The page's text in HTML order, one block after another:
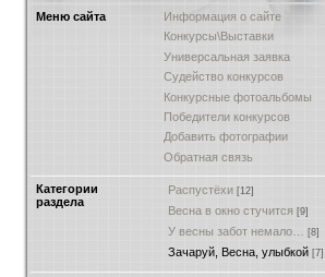
Меню сайта
Информация о сайте
Конкурсы\Выставки
Универсальная заявка
Судейство конкурсов
Конкурсные фотоальбомы
Победители конкурсов
Добавить фотографии
Обратная связь
Категории
раздела
Распустёхи [12]
Весна в окно стучится [9]
У весны забот немало… [8]
Зачаруй, Весна, улыбкой [7]